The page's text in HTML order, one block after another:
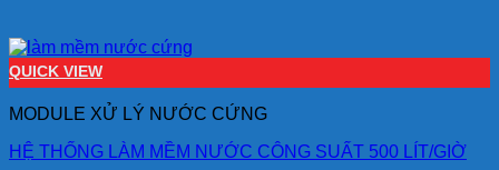
QUICK VIEW
MODULE XỬ LÝ NƯỚC CỨNG
HỆ THỐNG LÀM MỀM NƯỚC CÔNG SUẤT 500 LÍT/GIỜ